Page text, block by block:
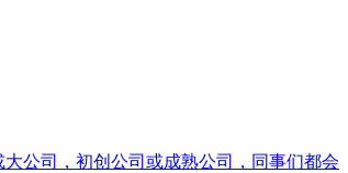
公司，初创公司或成熟公司，同事们都会